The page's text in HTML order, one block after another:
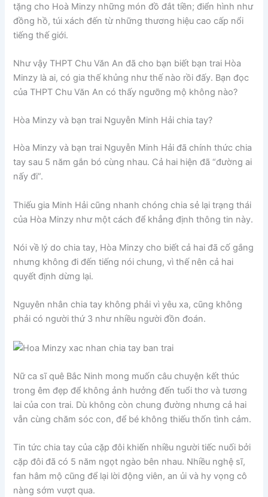
tặng cho Hoà Minzy những món đồ đắt tiền; điển hình như
đồng hồ, túi xách đến từ những thương hiệu cao cấp nổi
tiếng thế giới.
Như vậy THPT Chu Văn An đã cho bạn biết bạn trai Hòa
Minzy là ai, có gia thế khủng như thế nào rồi đấy. Bạn đọc
của THPT Chu Văn An có thấy ngưỡng mộ không nào?
Hòa Minzy và bạn trai Nguyễn Minh Hải chia tay?
Hòa Minzy và bạn trai Nguyễn Minh Hải đã chính thức chia
tay sau 5 năm gắn bó cùng nhau. Cả hai hiện đã “đường ai
nấy đi”.
Thiếu gia Minh Hải cũng nhanh chóng chia sẻ lại trạng thái
của Hòa Minzy như một cách để khẳng định thông tin này.
Nói về lý do chia tay, Hòa Minzy cho biết cả hai đã cố gắng
nhưng không đi đến tiếng nói chung, vì thế nên cả hai
quyết định dừng lại.
Nguyên nhân chia tay không phải vì yêu xa, cũng không
phải có người thứ 3 như nhiều người đồn đoán.
Nữ ca sĩ quê Bắc Ninh mong muốn câu chuyện kết thúc
trong êm đẹp để không ảnh hưởng đến tuổi thơ và tương
lai của con trai. Dù không còn chung đường nhưng cả hai
vẫn cùng chăm sóc con, để bé không thiếu thốn tình cảm.
Tin tức chia tay của cặp đôi khiến nhiều người tiếc nuối bởi
cặp đôi đã có 5 năm ngọt ngào bên nhau. Nhiều nghệ sĩ,
fan hâm mộ cũng để lại lời động viên, an ủi và hy vọng cô
nàng sớm vượt qua.